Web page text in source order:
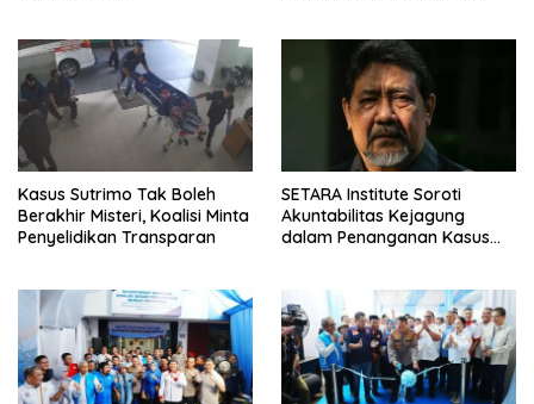
Kasus Sutrimo Tak Boleh
Berakhir Misteri, Koalisi Minta
Penyelidikan Transparan
SETARA Institute Soroti
Akuntabilitas Kejagung
dalam Penanganan Kasus